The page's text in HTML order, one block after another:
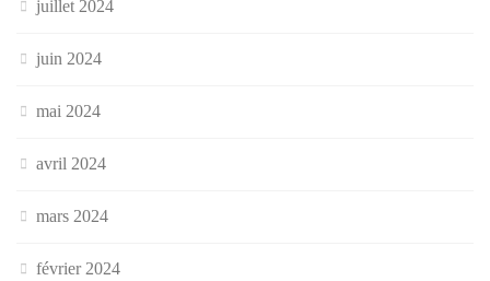
juillet 2024
juin 2024
mai 2024
avril 2024
mars 2024
février 2024